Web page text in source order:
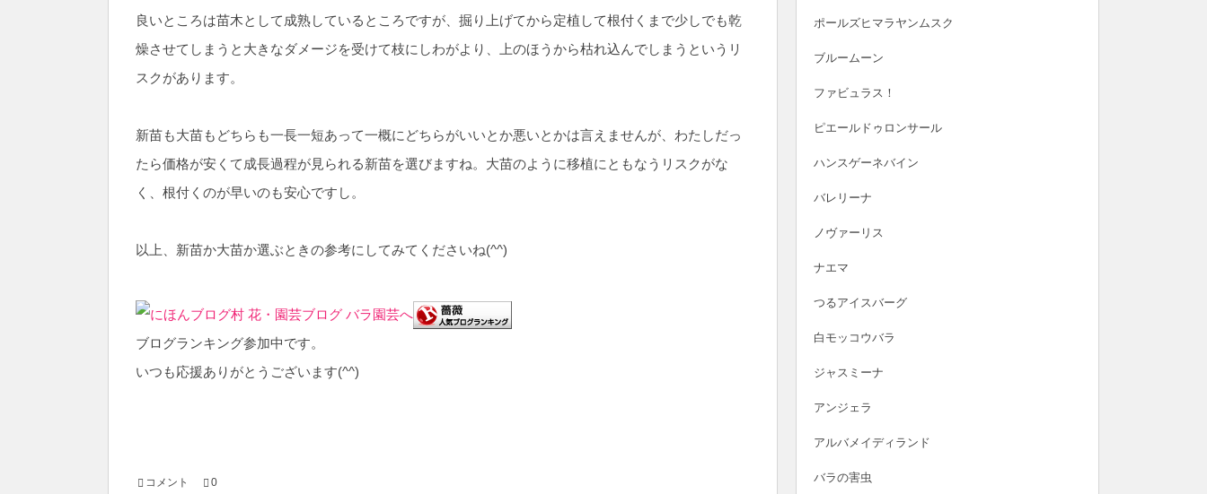
良いところは苗木として成熟しているところですが、掘り上げてから定植して根付くまで少しでも乾
燥させてしまうと大きなダメージを受けて枝にしわがより、上のほうから枯れ込んでしまうというリ
スクがあります。
新苗も大苗もどちらも一長一短あって一概にどちらがいいとか悪いとかは言えませんが、わたしだっ
たら価格が安くて成長過程が見られる新苗を選びますね。大苗のように移植にともなうリスクがな
く、根付くのが早いのも安心ですし。
以上、新苗か大苗か選ぶときの参考にしてみてくださいね(^^)
ブログランキング参加中です。
いつも応援ありがとうございます(^^)
コメント 0
ポールズヒマラヤンムスク
ブルームーン
ファビュラス！
ピエールドゥロンサール
ハンスゲーネバイン
バレリーナ
ノヴァーリス
ナエマ
つるアイスバーグ
白モッコウバラ
ジャスミーナ
アンジェラ
アルバメイディランド
バラの害虫